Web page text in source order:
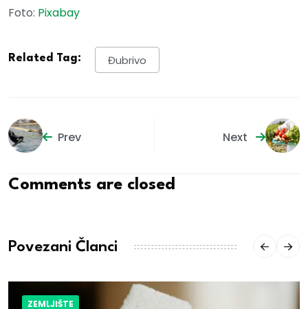
Foto: Pixabay
Related Tag: Đubrivo
Prev Next
Comments are closed
Povezani Članci
ZEMLJIŠTE